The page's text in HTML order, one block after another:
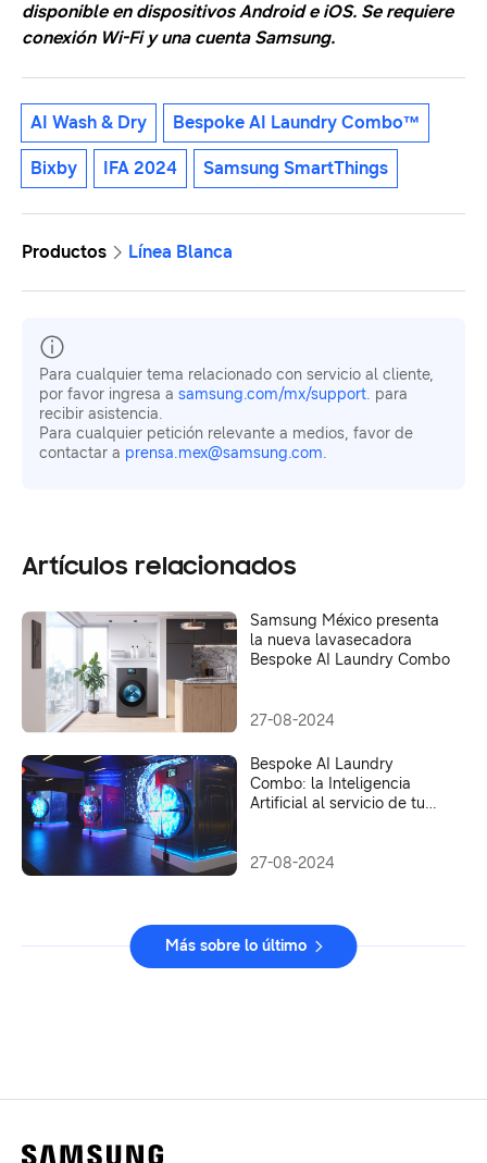
disponible en dispositivos Android e iOS. Se requiere
conexión Wi-Fi y una cuenta Samsung.
AI Wash & Dry Bespoke AI Laundry Combo™
Bixby IFA 2024 Samsung SmartThings
Productos Línea Blanca
Para cualquier tema relacionado con servicio al cliente,
por favor ingresa a samsung.com/mx/support. para
recibir asistencia.
Para cualquier petición relevante a medios, favor de
contactar a prensa.mex@samsung.com.
Artículos relacionados
Samsung México presenta
la nueva lavasecadora
Bespoke AI Laundry Combo
27-08-2024
Bespoke AI Laundry
Combo: la Inteligencia
Artificial al servicio de tu
27-08-2024
Más sobre lo último